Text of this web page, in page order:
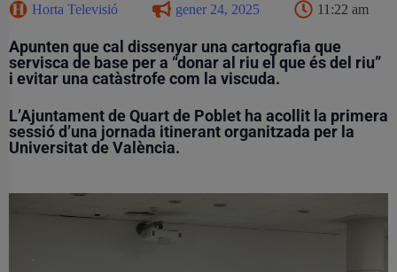
Horta Televisió gener 24, 2025 11:22 am
Apunten que cal dissenyar una cartografia que
servisca de base per a “donar al riu el que és del riu”
i evitar una catàstrofe com la viscuda.
L’Ajuntament de Quart de Poblet ha acollit la primera
sessió d’una jornada itinerant organitzada per la
Universitat de València.